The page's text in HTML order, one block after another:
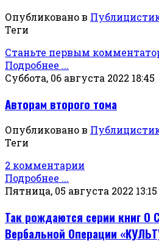
Опубликовано в
Теги
Станьте первым
Подробнее ...
Суббота, 06 августа 2022 18:45
Авторам второго тома
Опубликовано в
Теги
2 комментарии
Подробнее ...
Пятница, 05 августа 2022 13:15
Так рождаются серии книг О
Вербальной Операции